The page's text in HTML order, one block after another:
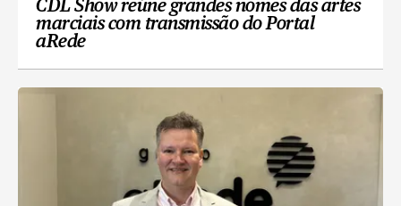
CDL Show reúne grandes nomes das artes
marciais com transmissão do Portal
aRede